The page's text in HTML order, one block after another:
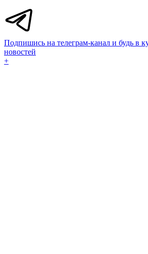
Подпишись на телеграм-канал и будь в
новостей
+